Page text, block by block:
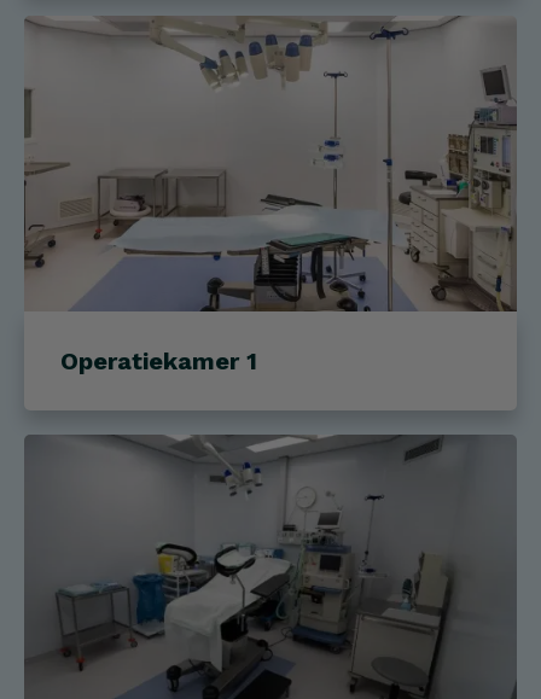
Operatiekamer 1